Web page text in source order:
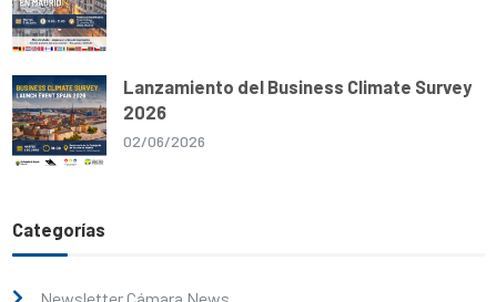
Lanzamiento del Business Climate Survey
2026
02/06/2026
Categorías